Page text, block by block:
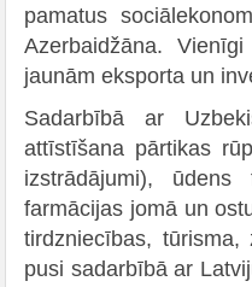
pamatus
Azerbaidžāna.
jaunām eksporta un
Sadarbībā ar
attīstīšana pārtikas
izstrādājumi),
farmācijas jomā un
tirdzniecības,
pusi sadarbībā ar